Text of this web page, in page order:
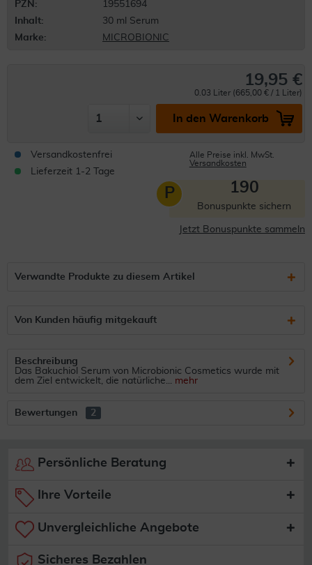
PZN:
19551694
Inhalt:
30 ml Serum
Marke:
MICROBIONIC
19,95 €
0.03 Liter (665,00 € / 1 Liter)
In den Warenkorb
Versandkostenfrei
Lieferzeit 1-2 Tage
Alle Preise inkl. MwSt.
Versandkosten
P 190
Bonuspunkte sichern
Jetzt Bonuspunkte sammeln
Verwandte Produkte zu diesem Artikel
Von Kunden häufig mitgekauft
Beschreibung
Das Bakuchiol Serum von Microbionic Cosmetics wurde mit
dem Ziel entwickelt, die natürliche... mehr
Bewertungen 2
Persönliche Beratung
Ihre Vorteile
Unvergleichliche Angebote
Sicheres Bezahlen